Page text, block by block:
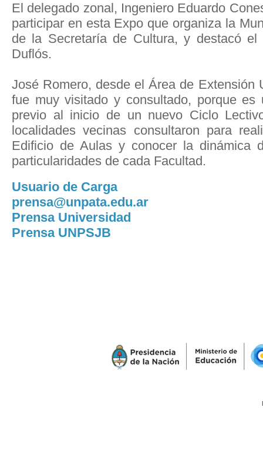
El delegado zonal, Ingeniero Eduardo
participar en esta Expo que organiza la
de la Secretaría de Cultura, y destacó
Duflós.
José Romero, desde el Área de Extensión
fue muy visitado y consultado, porque es
previo al inicio de un nuevo Ciclo
localidades vecinas consultaron para
Edificio de Aulas y conocer la dinámica
particularidades de cada Facultad.
Usuario de Carga
prensa@unpata.edu.ar
Prensa Universidad
Prensa UNPSJB